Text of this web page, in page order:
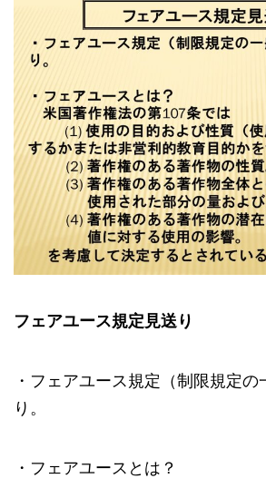
フェアユース規定見送り
・フェアユース規定（制限規定
り。
・フェアユースとは？